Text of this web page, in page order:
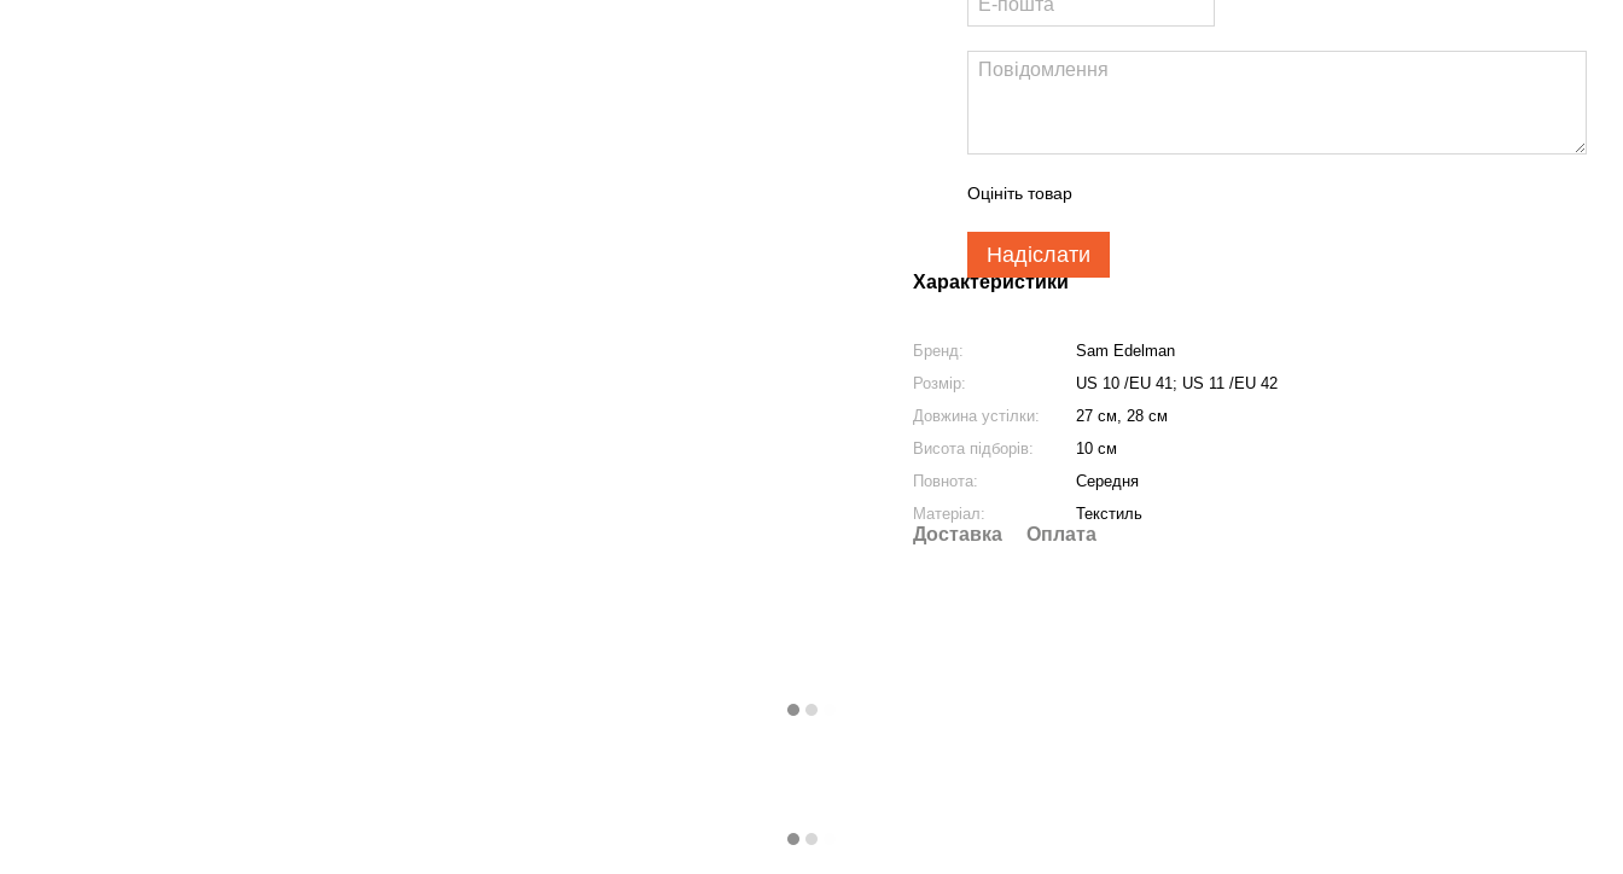
Оцініть товар
Надіслати
Характеристики
Бренд:
Sam Edelman
Розмір:
US 10 /EU 41; US 11 /EU 42
Довжина устілки:
27 см, 28 см
Висота підборів:
10 см
Повнота:
Середня
Матеріал:
Текстиль
Доставка Оплата